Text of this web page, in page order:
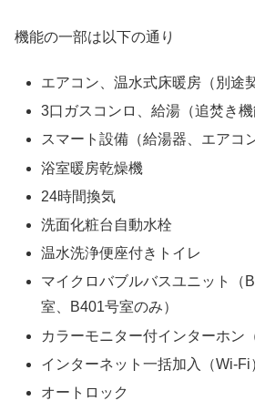
機能の一部は以下の通り
エアコン、温水式床暖房（別途
3口ガスコンロ、給湯（追焚き機
スマート設備（給湯器、エアコ
浴室暖房乾燥機
24時間換気
洗面化粧台自動水栓
温水洗浄便座付きトイレ
マイクロバブルバスユニット（
室、B401号室のみ）
カラーモニター付インターホン
インターネット一括加入（Wi-Fi
オートロック